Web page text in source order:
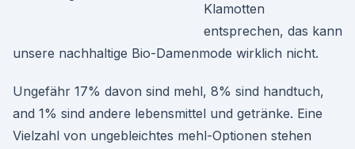
Klamotten
entsprechen, das kann
unsere nachhaltige Bio-Damenmode wirklich nicht.
Ungefähr 17% davon sind mehl, 8% sind handtuch,
and 1% sind andere lebensmittel und getränke. Eine
Vielzahl von ungebleichtes mehl-Optionen stehen